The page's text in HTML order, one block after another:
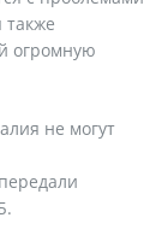
огромную
не могут